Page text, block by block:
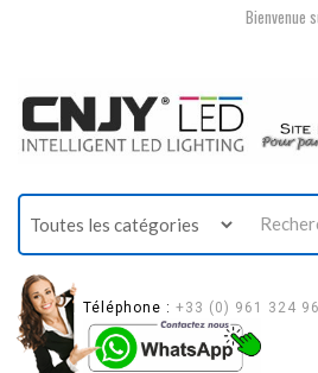
Bienvenue
Téléphone : +33 (0) 961 324